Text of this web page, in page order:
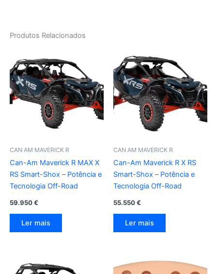
Produtos Relacionados
CAN AM MAVERICK R
Can-Am Maverick R MAX X
RS Smart-Shox – Potência e
Tecnologia Off-Road
59.950€
Ler mais
CAN AM MAVERICK R
Can-Am Maverick R X RS
Smart-Shox – Potência e
Tecnologia Off-Road
55.550€
Ler mais